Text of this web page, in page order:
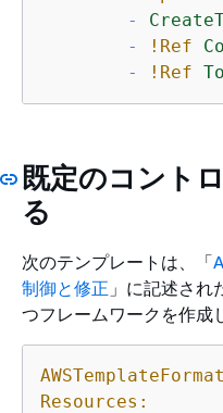
-
-
!Ref
-
!Ref
既定のコント
る
次のテンプレートは、「
制御と修正 」に記述され
つフレームワークを作成
Resources: